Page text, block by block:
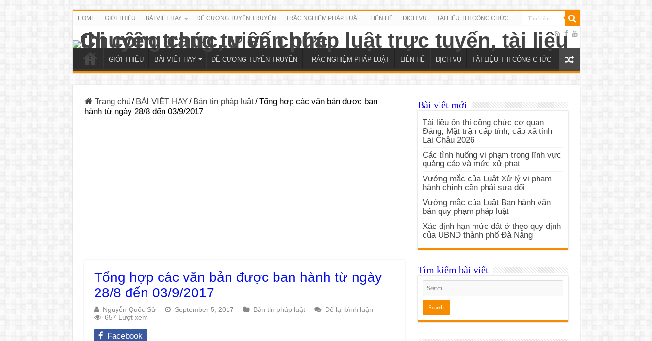
HOME GIỚI THIỆU BÀI VIẾT HAY ĐỀ CƯƠNG TUYÊN TRUYỀN TRẮC NGHIỆM PHÁP LUẬT LIÊN HỆ DỊCH VỤ TÀI LIỆU THI CÔNG CHỨC
GIỚI THIỆU BÀI VIẾT HAY ĐỀ CƯƠNG TUYÊN TRUYỀN TRẮC NGHIỆM PHÁP LUẬT LIÊN HỆ DỊCH VỤ TÀI LIỆU THI CÔNG CHỨC
Trang chủ/ BÀI VIẾT HAY/ Bản tin pháp luật/Tổng hợp các văn bản được ban
hành từ ngày 28/8 đến 03/9/2017
Tổng hợp các văn bản được ban hành từ ngày
28/8 đến 03/9/2017
Nguyễn Quốc Sử September 5, 2017 Bản tin pháp luật
Để lại bình luận
657 Lượt xem
Facebook
Bài viết mới
Tài liệu ôn thi công chức cơ quan
Đảng, Mặt trận cấp tỉnh, cấp xã tỉnh
Lai Châu 2026
Các tình huống vi phạm trong lĩnh vực
quảng cáo và mức xử phạt
Vướng mắc của Luật Xử lý vi phạm
hành chính cần phải sửa đổi
Vướng mắc của Luật Ban hành văn
bản quy phạm pháp luật
Xác định hạn mức đất ở theo quy định
của UBND thành phố Đà Nẵng
Tìm kiếm bài viết